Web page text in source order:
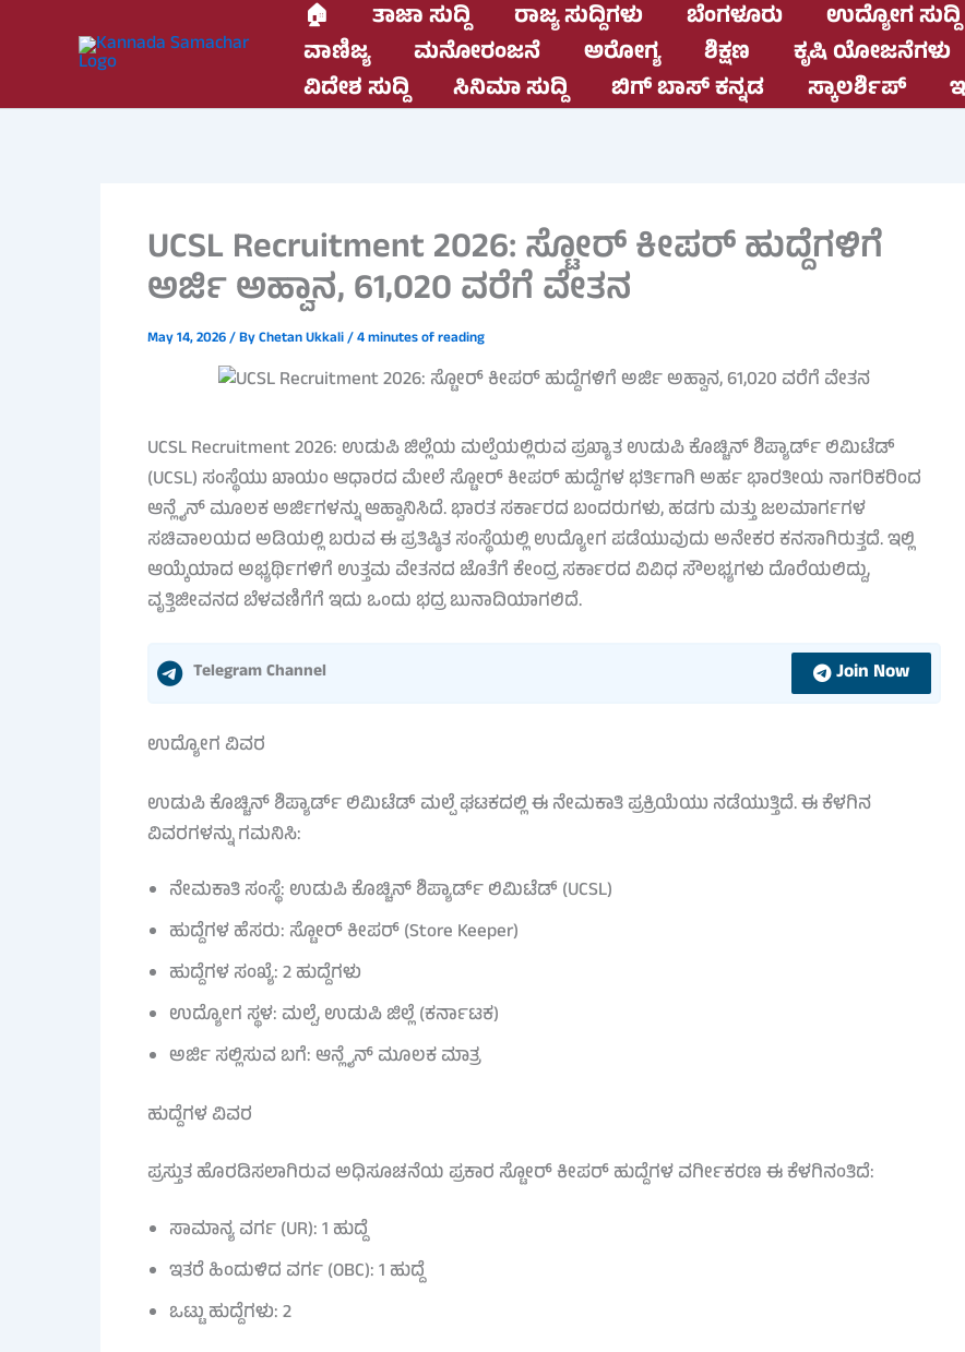
🏠 ತಾಜಾ ಸುದ್ದಿ ರಾಜ್ಯ ಸುದ್ದಿಗಳು ಬೆಂಗಳೂರು ಉದ್ಯೋಗ ಸುದ್ದಿ
ವಾಣಿಜ್ಯ
ಮನೋರಂಜನೆ ಅರೋಗ್ಯ ಶಿಕ್ಷಣ ಕೃಷಿ ಯೋಜನೆಗಳು
ವಿದೇಶ ಸುದ್ದಿ
ಸಿನಿಮಾ ಸುದ್ದಿ ಬಿಗ್ ಬಾಸ್ ಕನ್ನಡ ಸ್ಕಾಲರ್ಶಿಪ್
UCSL Recruitment 2026: ಸ್ಟೋರ್ ಕೀಪರ್ ಹುದ್ದೆಗಳಿಗೆ
ಅರ್ಜಿ ಅಹ್ವಾನ, 61,020 ವರೆಗೆ ವೇತನ
May 14, 2026/ ByChetan Ukkali/4 minutes of reading
UCSL Recruitment 2026: ಉಡುಪಿ ಜಿಲ್ಲೆಯ ಮಲ್ಪೆಯಲ್ಲಿರುವ ಪ್ರಖ್ಯಾತ ಉಡುಪಿ ಕೊಚ್ಚಿನ್ ಶಿಪ್ಯಾರ್ಡ್ ಲಿಮಿಟೆಡ್
(UCSL) ಸಂಸ್ಥೆಯು ಖಾಯಂ ಆಧಾರದ ಮೇಲೆ ಸ್ಟೋರ್ ಕೀಪರ್ ಹುದ್ದೆಗಳ ಭರ್ತಿಗಾಗಿ ಅರ್ಹ ಭಾರತೀಯ ನಾಗರಿಕರಿಂದ
ಆನ್ಲೈನ್ ಮೂಲಕ ಅರ್ಜಿಗಳನ್ನು ಆಹ್ವಾನಿಸಿದೆ. ಭಾರತ ಸರ್ಕಾರದ ಬಂದರುಗಳು, ಹಡಗು ಮತ್ತು ಜಲಮಾರ್ಗಗಳ
ಸಚಿವಾಲಯದ ಅಡಿಯಲ್ಲಿ ಬರುವ ಈ ಪ್ರತಿಷ್ಠಿತ ಸಂಸ್ಥೆಯಲ್ಲಿ ಉದ್ಯೋಗ ಪಡೆಯುವುದು ಅನೇಕರ ಕನಸಾಗಿರುತ್ತದೆ. ಇಲ್ಲಿ
ಆಯ್ಕೆಯಾದ ಅಭ್ಯರ್ಥಿಗಳಿಗೆ ಉತ್ತಮ ವೇತನದ ಜೊತೆಗೆ ಕೇಂದ್ರ ಸರ್ಕಾರದ ವಿವಿಧ ಸೌಲಭ್ಯಗಳು ದೊರೆಯಲಿದ್ದು,
ವೃತ್ತಿಜೀವನದ ಬೆಳವಣಿಗೆಗೆ ಇದು ಒಂದು ಭದ್ರ ಬುನಾದಿಯಾಗಲಿದೆ.
Telegram Channel Join Now
ಉದ್ಯೋಗ ವಿವರ
ಉಡುಪಿ ಕೊಚ್ಚಿನ್ ಶಿಪ್ಯಾರ್ಡ್ ಲಿಮಿಟೆಡ್ ಮಲ್ಪೆ ಘಟಕದಲ್ಲಿ ಈ ನೇಮಕಾತಿ ಪ್ರಕ್ರಿಯೆಯು ನಡೆಯುತ್ತಿದೆ. ಈ ಕೆಳಗಿನ
ವಿವರಗಳನ್ನು ಗಮನಿಸಿ:
ನೇಮಕಾತಿ ಸಂಸ್ಥೆ: ಉಡುಪಿ ಕೊಚ್ಚಿನ್ ಶಿಪ್ಯಾರ್ಡ್ ಲಿಮಿಟೆಡ್ (UCSL)
ಹುದ್ದೆಗಳ ಹೆಸರು: ಸ್ಟೋರ್ ಕೀಪರ್ (Store Keeper)
ಹುದ್ದೆಗಳ ಸಂಖ್ಯೆ: 2 ಹುದ್ದೆಗಳು
ಉದ್ಯೋಗ ಸ್ಥಳ: ಮಲ್ಪೆ, ಉಡುಪಿ ಜಿಲ್ಲೆ (ಕರ್ನಾಟಕ)
ಅರ್ಜಿ ಸಲ್ಲಿಸುವ ಬಗೆ: ಆನ್ಲೈನ್ ಮೂಲಕ ಮಾತ್ರ
ಹುದ್ದೆಗಳ ವಿವರ
ಪ್ರಸ್ತುತ ಹೊರಡಿಸಲಾಗಿರುವ ಅಧಿಸೂಚನೆಯ ಪ್ರಕಾರ ಸ್ಟೋರ್ ಕೀಪರ್ ಹುದ್ದೆಗಳ ವರ್ಗೀಕರಣ ಈ ಕೆಳಗಿನಂತಿದೆ:
ಸಾಮಾನ್ಯ ವರ್ಗ (UR): 1 ಹುದ್ದೆ
ಇತರೆ ಹಿಂದುಳಿದ ವರ್ಗ (OBC): 1 ಹುದ್ದೆ
ಒಟ್ಟು ಹುದ್ದೆಗಳು: 2